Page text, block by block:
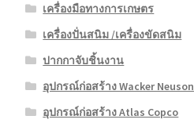
เครื่องมือทางการเกษตร
เครื่องปั่นสนิม /เครื่องขัดสนิม
ปากกาจับชิ้นงาน
อุปกรณ์ก่อสร้าง Wacker Neuson
อุปกรณ์ก่อสร้าง Atlas Copco